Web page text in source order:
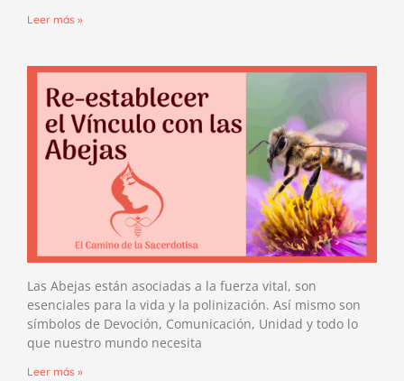
Leer más »
Las Abejas están asociadas a la fuerza vital, son
esenciales para la vida y la polinización. Así mismo son
símbolos de Devoción, Comunicación, Unidad y todo lo
que nuestro mundo necesita
Leer más »